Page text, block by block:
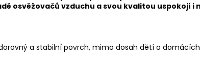
osvěžovačů vzduchu a svou kvalitou uspokojí
a stabilní povrch, mimo dosah dětí a